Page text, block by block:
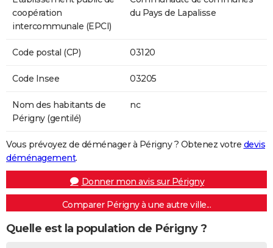
coopération
intercommunale (EPCI)
du Pays de Lapalisse
Code postal (CP) 03120
Code Insee 03205
Nom des habitants de
Périgny (gentilé)
nc
Vous prévoyez de déménager à Périgny ? Obtenez votre devis
déménagement.
Donner mon avis sur Périgny
Comparer Périgny à une autre ville...
Quelle est la population de Périgny ?